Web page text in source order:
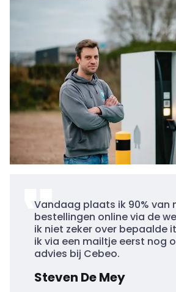
Vandaag plaats ik 90% van
bestellingen online via de
ik niet zeker over bepaalde
ik via een mailtje eerst nog
advies bij Cebeo.
Steven De Mey